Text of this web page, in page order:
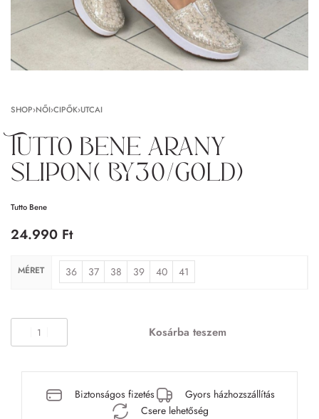
SHOP›NŐI›CIPŐK›UTCAI
Tutto bene arany
slipon( BY30/gold)
Tutto Bene
24.990 Ft
MÉRET 36 37 38 39 40 41
Kosárba teszem
Biztonságos fizetés
Gyors házhozszállítás
Csere lehetőség